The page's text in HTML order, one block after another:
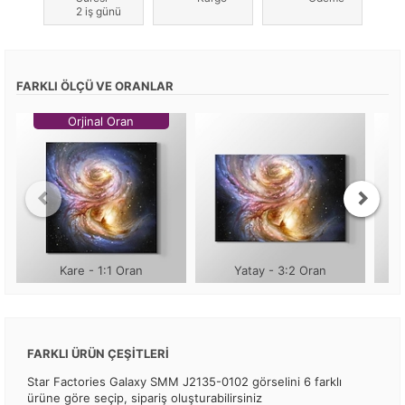
2 iş günü
FARKLI ÖLÇÜ VE ORANLAR
Orjinal Oran
Kare - 1:1 Oran Yatay - 3:2 Oran
FARKLI ÜRÜN ÇEŞİTLERİ
Star Factories Galaxy SMM J2135-0102 görselini 6 farklı
ürüne göre seçip, sipariş oluşturabilirsiniz